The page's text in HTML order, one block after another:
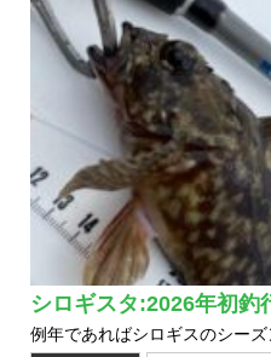
シロギスタ:2026年初釣
例年であればシロギスのシーズ